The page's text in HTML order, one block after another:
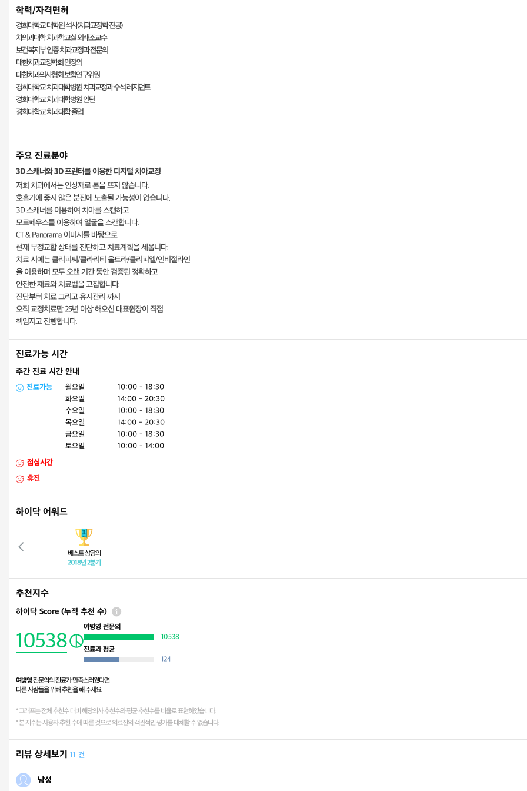
학력/자격면허
경희대학교 대학원 석사(치과교정학 전공)
차의과대학 치과학교실 외래조교수
보건복지부 인증 치과교정과 전문의
대한치과교정학회 인정의
대한치과의사협회 보험연구위원
경희대학교 치과대학병원 치과교정과 수석 레지던트
경희대학교 치과대학병원 인턴
경희대학교 치과대학 졸업
주요 진료분야
3D 스캐너와 3D 프린터를 이용한 디지털 치아교정
저희 치과에서는 인상재로 본을 뜨지 않습니다.
호흡기에 좋지 않은 분진에 노출될 가능성이 없습니다.
3D 스캐너를 이용하여 치아를 스캔하고
모르페우스를 이용하여 얼굴을 스캔합니다.
CT & Panorama 이미지를 바탕으로
현재 부정교합 상태를 진단하고 치료계획을 세웁니다.
치료 시에는 클리피씨/클라리티 울트라/클리피엘/인비절라인
을 이용하며 모두 오랜 기간 동안 검증된 정확하고
안전한 재료와 치료법을 고집합니다.
진단부터 치료 그리고 유지관리 까지
오직 교정치료만 25년 이상 해오신 대표원장이 직접
책임지고 진행합니다.
진료가능 시간
주간 진료 시간 안내
진료가능 월요일
10:00 - 18:30
화요일
14:00 - 20:30
수요일
10:00 - 18:30
목요일
14:00 - 20:30
금요일
10:00 - 18:30
토요일
10:00 - 14:00
점심시간
휴진
하이닥 어워드
베스트 상담의
2018년 2분기
추천지수
하이닥 Score (누적 추천 수)
10538
여병영 전문의
10538
진료과 평균
124
여병영전문의의 진료가 만족스러웠다면
다른 사람들을 위해 추천을 해 주세요.
* 그래프는 전체 추천수 대비 해당의사 추천수와 평균 추천수를 비율로 표현하였습니다.
* 본 지수는 사용자 추천 수에 따른 것으로 의료진의 객관적인 평가를 대체할 수 없습니다.
리뷰 상세보기 11 건
남성